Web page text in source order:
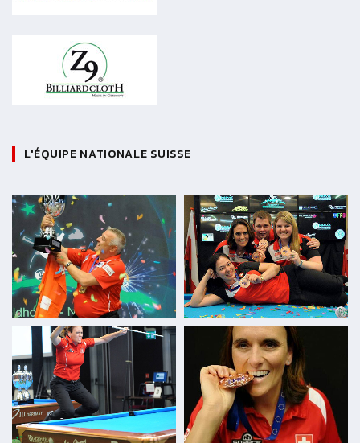
L'ÉQUIPE NATIONALE SUISSE